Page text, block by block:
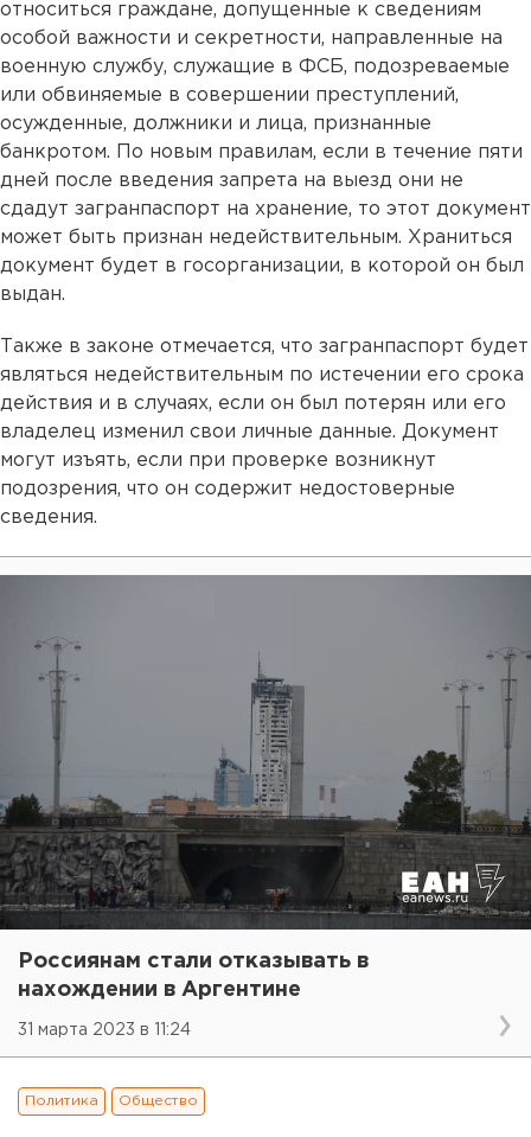
относиться граждане, допущенные к сведениям
особой важности и секретности, направленные на
военную службу, служащие в ФСБ, подозреваемые
или обвиняемые в совершении преступлений,
осужденные, должники и лица, признанные
банкротом. По новым правилам, если в течение пяти
дней после введения запрета на выезд они не
сдадут загранпаспорт на хранение, то этот документ
может быть признан недействительным. Храниться
документ будет в госорганизации, в которой он был
выдан.
Также в законе отмечается, что загранпаспорт будет
являться недействительным по истечении его срока
действия и в случаях, если он был потерян или его
владелец изменил свои личные данные. Документ
могут изъять, если при проверке возникнут
подозрения, что он содержит недостоверные
сведения.
Россиянам стали отказывать в
нахождении в Аргентине
31 марта 2023 в 11:24
Политика Общество